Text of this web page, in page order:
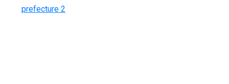
prefecture 2